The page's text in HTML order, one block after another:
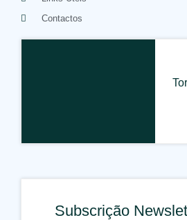
Contactos
Subscrição